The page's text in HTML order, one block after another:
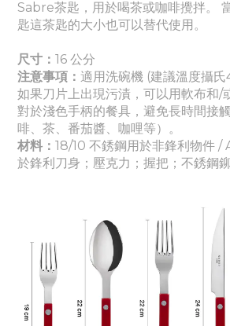
Sabre茶匙，用於喝茶或咖啡攪拌。
匙這茶匙的大小也可以替代使用。
尺寸： 16 公分
注意事項： 適用洗碗機 (建議溫度攝氏
如果刀片上出現污漬，可以用軟布和/
對於淺色手柄的餐具，避免長時間接
啡、茶、番茄醬、咖哩等）。
材料： 18/10 不銹鋼用於非鋒利物件 /
於鋒利刀身 ；壓克力 ；握把 ； 不銹鋼